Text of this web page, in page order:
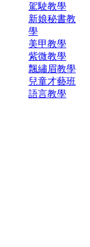
駕駛教學
新娘秘書教
學
美甲教學
紫微教學
飄繡眉教學
兒童才藝班
語言教學